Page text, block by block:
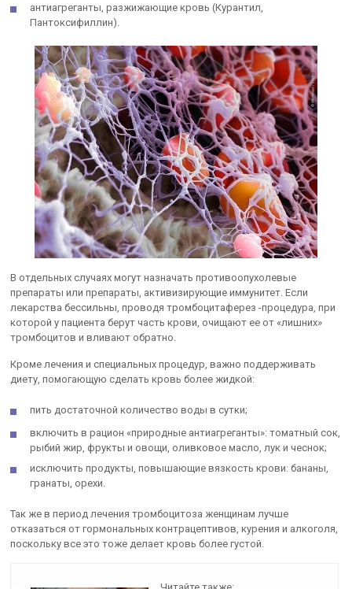
антиагреганты, разжижающие кровь (Курантил,
Пантоксифиллин).
В отдельных случаях могут назначать противоопухолевые
препараты или препараты, активизирующие иммунитет. Если
лекарства бессильны, проводя тромбоцитаферез -процедура, при
которой у пациента берут часть крови, очищают ее от «лишних»
тромбоцитов и вливают обратно.
Кроме лечения и специальных процедур, важно поддерживать
диету, помогающую сделать кровь более жидкой:
пить достаточной количество воды в сутки;
включить в рацион «природные антиагреганты»: томатный сок,
рыбий жир, фрукты и овощи, оливковое масло, лук и чеснок;
исключить продукты, повышающие вязкость крови: бананы,
гранаты, орехи.
Так же в период лечения тромбоцитоза женщинам лучше
отказаться от гормональных контрацептивов, курения и алкоголя,
поскольку все это тоже делает кровь более густой.